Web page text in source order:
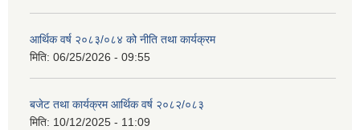
आर्थिक वर्ष २०८३/०८४ को नीति तथा कार्यक्रम
मिति: 06/25/2026 - 09:55
बजेट तथा कार्यक्रम आर्थिक वर्ष २०८२/०८३
मिति: 10/12/2025 - 11:09